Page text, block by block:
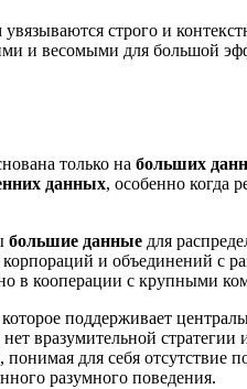
строго и
и весомыми для большой
только на больших
данных, особенно когда
большие данные для
и объединений с
в кооперации с крупными
поддерживает
вразумительной
для себя отсутствие
разумного поведения.